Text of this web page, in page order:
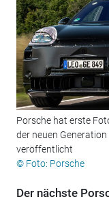
Porsche hat erste
der neuen
veröffentlicht
© Foto: Porsche
Der nächste